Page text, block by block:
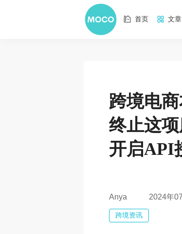
首页 文
跨境电
终止这
开启API
Anya 2024年
跨境资讯